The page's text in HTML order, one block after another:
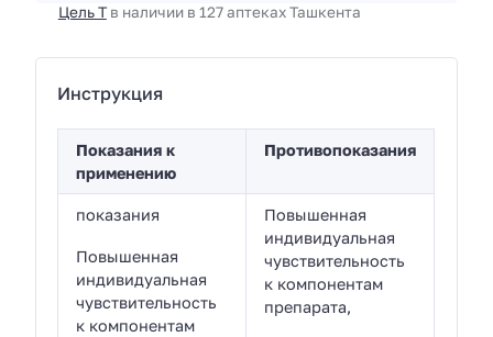
Цель Тв наличии в 127 аптеках Ташкента
Инструкция
Показания к
применению
Противопоказания
показания
Повышенная
индивидуальная
чувствительность
к компонентам
Повышенная
индивидуальная
чувствительность
к компонентам
препарата,